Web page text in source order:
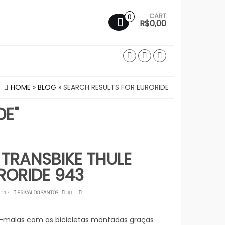
0 CART
R$0,00
HOME » BLOG » SEARCH RESULTS FOR EURORIDE
THULE
943
ERIVALDO SANTOS Off
malas com as bicicletas montadas graças